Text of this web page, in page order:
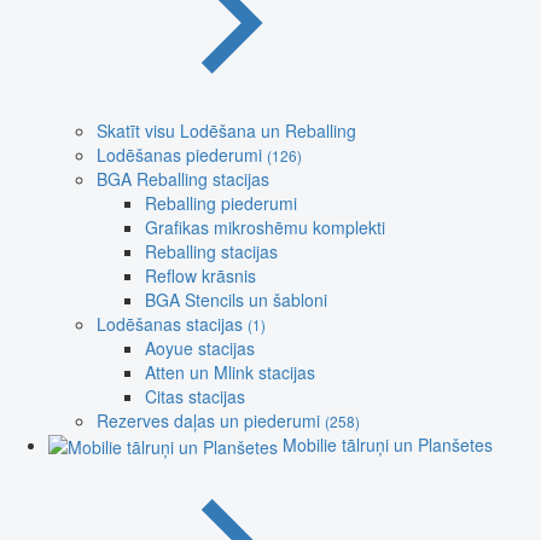
Skatīt visu Lodēšana un Reballing
Lodēšanas piederumi (126)
BGA Reballing stacijas
Reballing piederumi
Grafikas mikroshēmu komplekti
Reballing stacijas
Reflow krāsnis
BGA Stencils un šabloni
Lodēšanas stacijas (1)
Aoyue stacijas
Atten un Mlink stacijas
Citas stacijas
Rezerves daļas un piederumi (258)
Mobilie tālruņi un Planšetes